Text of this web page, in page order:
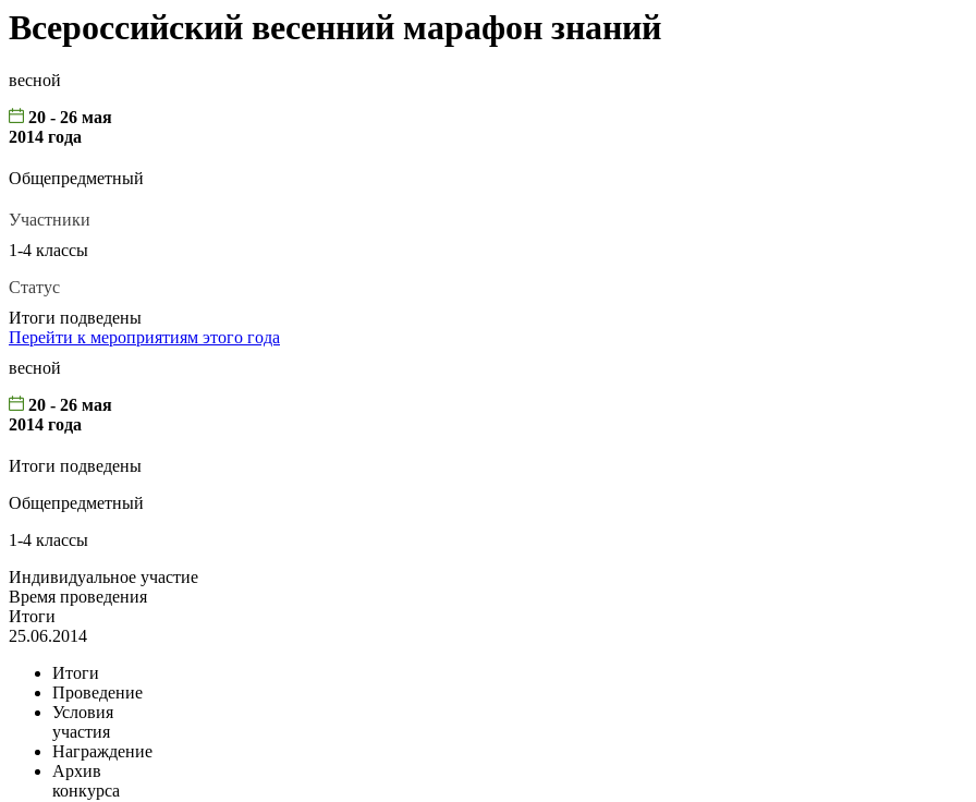
Всероссийский весенний марафон знаний
весной
20 - 26 мая
2014 года
Общепредметный
Участники
1-4 классы
Статус
Итоги подведены
Перейти к мероприятиям этого года
весной
20 - 26 мая
2014 года
Итоги подведены
Общепредметный
1-4 классы
Индивидуальное участие
Время проведения
Итоги
25.06.2014
Итоги
Проведение
Условия
участия
Награждение
Архив
конкурса